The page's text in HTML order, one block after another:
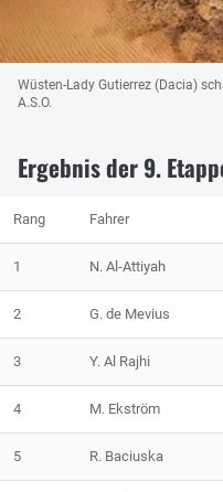
Wüsten-Lady Gutierrez (Dacia)
A.S.O.
Ergebnis der 9.
Rang Fahrer
1 N. Al-Attiyah
2 G. de Mevius
3 Y. Al Rajhi
4 M. Ekström
5 R. Baciuska